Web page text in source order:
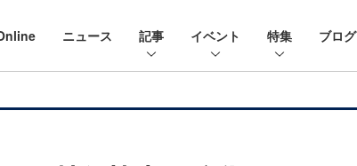
ニュース 記事 イベント 特集 ブログ